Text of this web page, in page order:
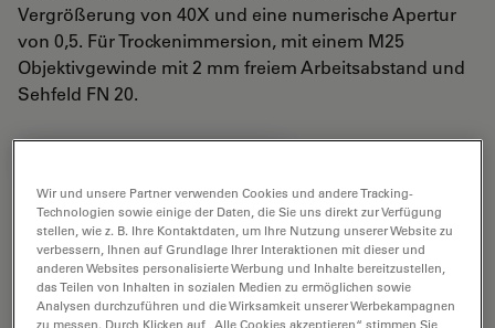
Vergrößerung von 40X und eine numerische Apertur
von 0,5. Für Trockenimmersion, mit einem M25
Objektivgewinde mit 2 mm freiem Arbeitsabstand und
Sehfeld FN 20.
Entdecken Sie die perfekte Lösung.
Erkunden Sie unserenObjective
Finder, vergleichen Sie Alternativen
und finden Sie die beste Lösung für
Wir und unsere Partner verwenden Cookies und andere Tracking-
Technologien sowie einige der Daten, die Sie uns direkt zur Verfügung
stellen, wie z. B. Ihre Kontaktdaten, um Ihre Nutzung unserer Website zu
verbessern, Ihnen auf Grundlage Ihrer Interaktionen mit dieser und
anderen Websites personalisierte Werbung und Inhalte bereitzustellen,
das Teilen von Inhalten in sozialen Medien zu ermöglichen sowie
Analysen durchzuführen und die Wirksamkeit unserer Werbekampagnen
zu messen. Durch Klicken auf „Alle Cookies akzeptieren“ stimmen Sie